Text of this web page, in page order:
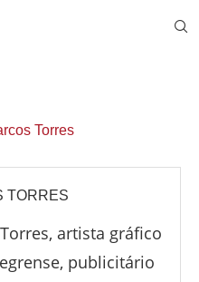
Torres
TORRES
artista gráfico
publicitário